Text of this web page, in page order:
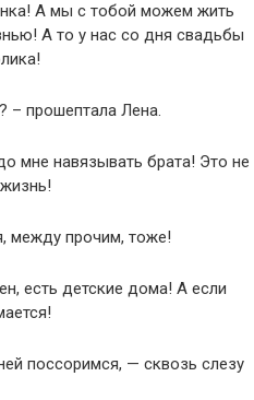
А мы с тобой можем жить
А то у нас со дня свадьбы
– прошептала Лена.
мне навязывать брата! Это не
между прочим, тоже!
есть детские дома! А если
поссоримся, — сквозь слезу